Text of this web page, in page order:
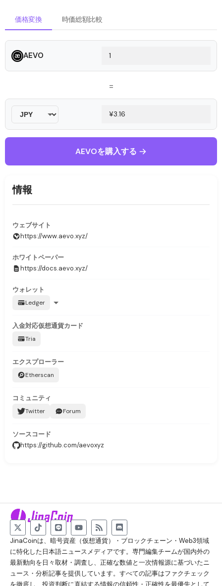
価格変換 時価総額比較
AEVO
=
AEVOを購入する
情報
ウェブサイト
https://www.aevo.xyz/
ホワイトペーパー
https://docs.aevo.xyz/
ウォレット
Ledger
入金対応仮想通貨カード
Tria
エクスプローラー
Etherscan
コミュニティ
Twitter Forum
ソースコード
https://github.com/aevoxyz
JinaCoinは、暗号資産（仮想通貨）・ブロックチェーン・Web3領域
に特化した日本語ニュースメディアです。専門編集チームが国内外の
最新動向を日々取材・調査し、正確な数値と一次情報源に基づいたニ
ュース・分析記事を提供しています。すべての記事はファクチェック
を徹底し、投資判断に直結する情報の信頼性・正確性を最優先として